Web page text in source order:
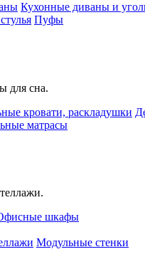
Кухонные диваны и
Пуфы
для сна.
кровати, раскладушки
матрасы
шкафы
Модульные стенки